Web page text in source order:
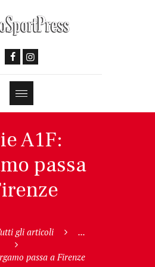
A1F:
passa
gli articoli ...
passa a Firenze